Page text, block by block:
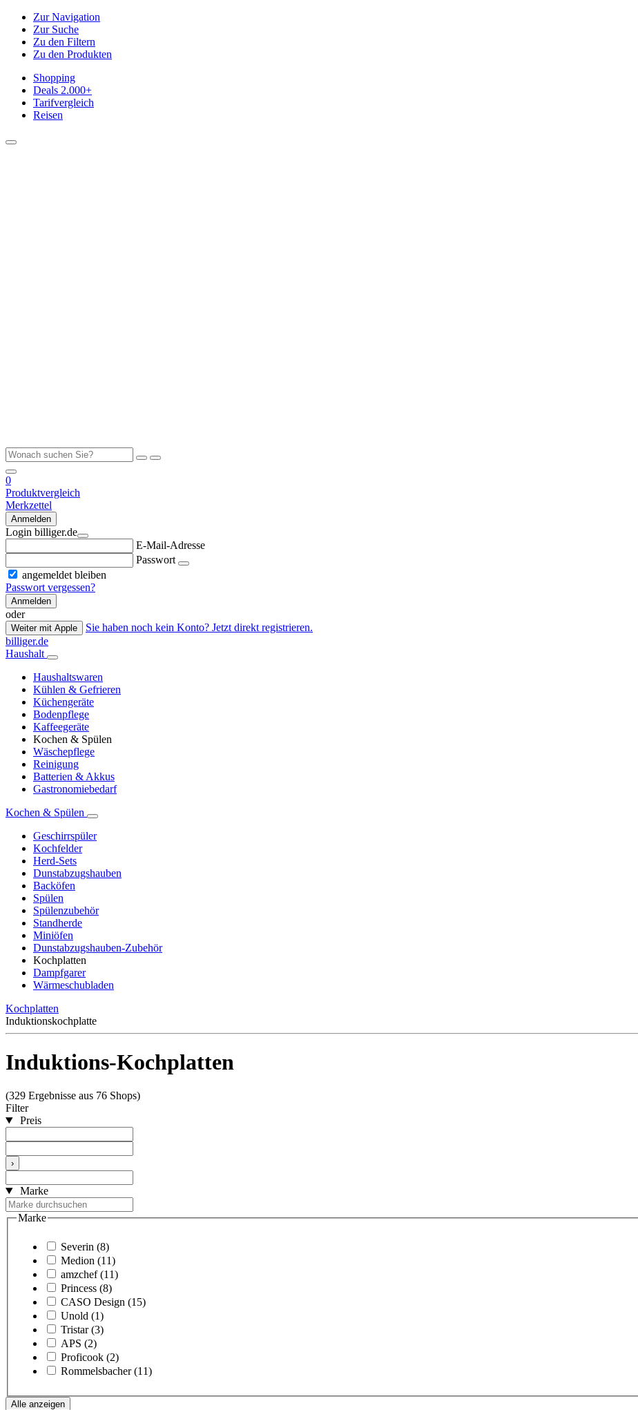
Zur Navigation
Zur Suche
Zu den Filtern
Zu den Produkten
Shopping
Deals 2.000+
Tarifvergleich
Reisen
0
Produktvergleich
Merkzettel
Anmelden
Login billiger.de
E-Mail-Adresse
Passwort
angemeldet bleiben
Passwort vergessen?
Anmelden
oder
Weiter mit Apple
Sie haben noch kein Konto? Jetzt direkt registrieren.
billiger.de
Haushalt
Haushaltswaren
Kühlen & Gefrieren
Küchengeräte
Bodenpflege
Kaffeegeräte
Kochen & Spülen
Wäschepflege
Reinigung
Batterien & Akkus
Gastronomiebedarf
Kochen & Spülen
Geschirrspüler
Kochfelder
Herd-Sets
Dunstabzugshauben
Backöfen
Spülen
Spülenzubehör
Standherde
Miniöfen
Dunstabzugshauben-Zubehör
Kochplatten
Dampfgarer
Wärmeschubladen
Kochplatten
Induktionskochplatte
Induktions-Kochplatten
(329 Ergebnisse aus 76 Shops)
Filter
Preis
›
Marke
Marke
Severin (8)
Medion (11)
amzchef (11)
Princess (8)
CASO Design (15)
Unold (1)
Tristar (3)
APS (2)
Proficook (2)
Rommelsbacher (11)
Alle anzeigen